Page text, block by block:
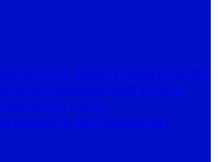
von Anton Friedrich Harms
der possidierenden Fürsten
Typ (1613)
des Osnabrücker